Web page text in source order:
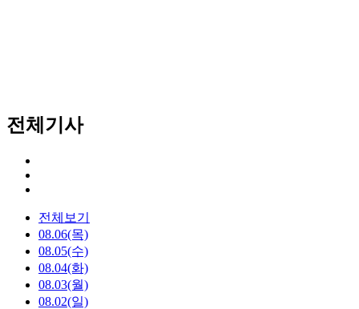
전체기사
전체보기
08.06(목)
08.05(수)
08.04(화)
08.03(월)
08.02(일)